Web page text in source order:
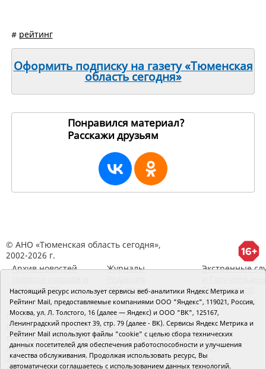
# рейтинг
Оформить подписку на газету «Тюменская
область сегодня»
Понравился материал?
Расскажи друзьям
© АНО «Тюменская область сегодня»,
2002-2026 г.
Архив новостей
районов ТО
Журналы
RSS поток
Экстренные
Сведения об
организации
Главный редактор Рябков А.В.
Редакция: 625002, Тюмень, Осипенко, 81,
телефон (3452)49-00-18, e-mail: tumentoday@obl72.ru
Адрес для писем: 625000, Россия, Тюмень, Почтамт,
а/я 371. Для пресс-релизов: tumentoday@obl72.ru.
Настоящий ресурс использует сервисы веб-аналитики Яндекс Метрика и
Рейтинг Mail, предоставляемые компаниями ООО "Яндекс", 119021, Россия,
Москва, ул. Л. Толстого, 16 (далее — Яндекс) и ООО "ВК", 125167,
Ленинградский проспект 39, стр. 79 (далее - ВК). Сервисы Яндекс Метрика и
Рейтинг Mail используют файлы "cookie" с целью сбора технических
данных посетителей для обеспечения работоспособности и улучшения
качества обслуживания. Продолжая использовать ресурс, Вы
автоматически соглашаетесь с использованием данных технологий.